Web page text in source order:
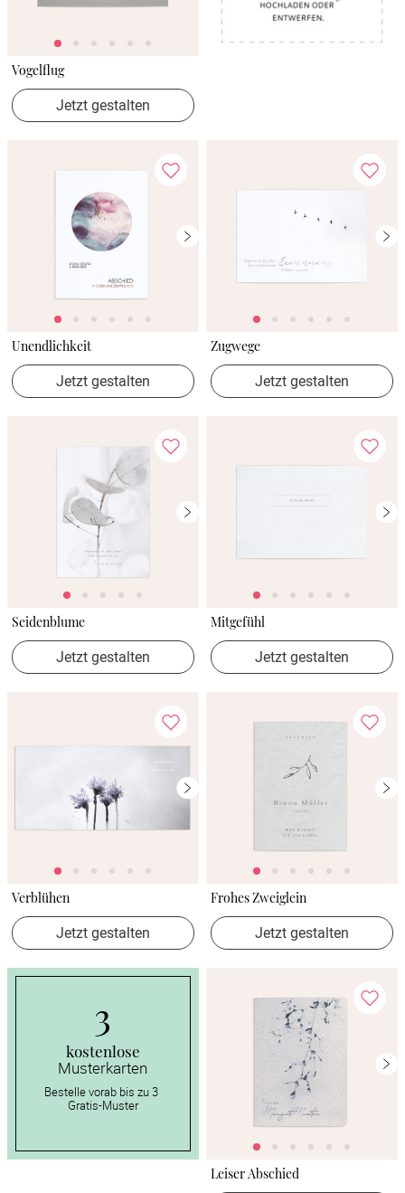
Vogelflug
Jetzt gestalten
Unendlichkeit
Jetzt gestalten
Zugwege
Jetzt gestalten
Seidenblume
Jetzt gestalten
Mitgefühl
Jetzt gestalten
Verblühen
Jetzt gestalten
Frohes Zweiglein
Jetzt gestalten
3
kostenlose
Musterkarten
Bestelle vorab bis zu 3
Gratis-Muster
Leiser Abschied